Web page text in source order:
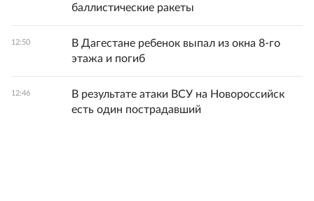
баллистические ракеты
12:50
В Дагестане ребенок выпал из окна 8-го
этажа и погиб
12:46
В результате атаки ВСУ на Новороссийск
есть один пострадавший